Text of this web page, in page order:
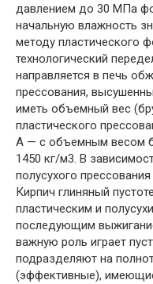
давлением до 30 МПа
начальную влажность
методу пластического
технологический
направляется в печь
прессования,
иметь объемный вес
пластического
А — с объемным весом
1450 кг/м3. В
полусухого
Кирпич глиняный
пластическим и
последующим
важную роль играет
подразделяют на
(эффективные),